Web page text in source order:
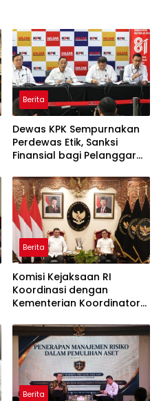
Berita
Dewas KPK Sempurnakan
Perdewas Etik, Sanksi
Finansial bagi Pelanggar
Berita
Komisi Kejaksaan RI
Koordinasi dengan
Kementerian Koordinator
Keamanan Terkait
Pengawasan Penanganan
Perkara Dugaan Korupsi
dan TPPU Mantan
Jampidsus, FA
Berita